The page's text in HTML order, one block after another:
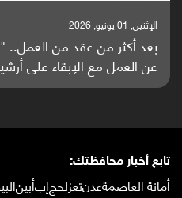
الإثنين, 25 مايو, 2026
باحثون من اليمن يدخلون
واعدة منشورة عالميا (ترجمة)
تابع أخبار محافظتك:
أمانة العاصمةعدنتعزلحجإبأبين